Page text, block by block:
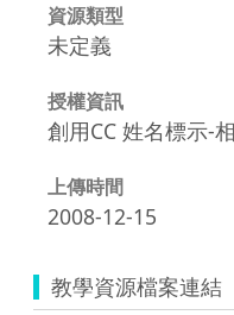
資源類型
未定義
授權資訊
創用CC 姓名標示-
上傳時間
2008-12-15
教學資源檔案連結